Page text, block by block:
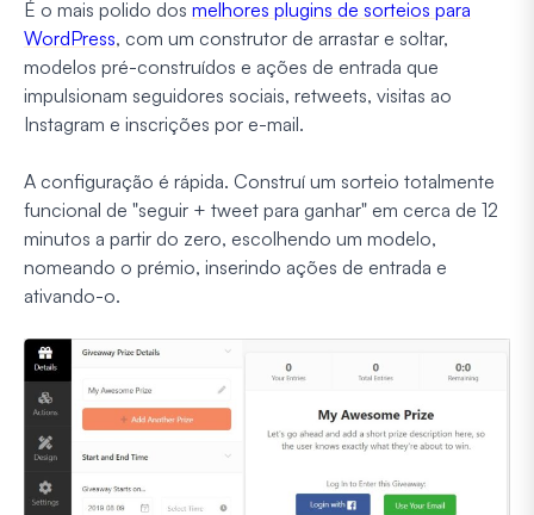
É o mais polido dos melhores plugins de sorteios para
WordPress, com um construtor de arrastar e soltar,
modelos pré-construídos e ações de entrada que
impulsionam seguidores sociais, retweets, visitas ao
Instagram e inscrições por e-mail.
A configuração é rápida. Construí um sorteio totalmente
funcional de "seguir + tweet para ganhar" em cerca de 12
minutos a partir do zero, escolhendo um modelo,
nomeando o prémio, inserindo ações de entrada e
ativando-o.